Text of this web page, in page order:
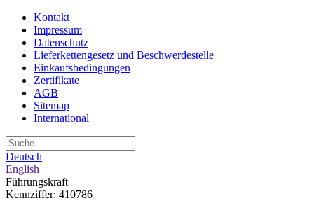
Kontakt
Impressum
Datenschutz
Lieferkettengesetz und Beschwerdestelle
Einkaufsbedingungen
Zertifikate
AGB
Sitemap
International
Deutsch
English
Führungskraft
Kennziffer: 410786